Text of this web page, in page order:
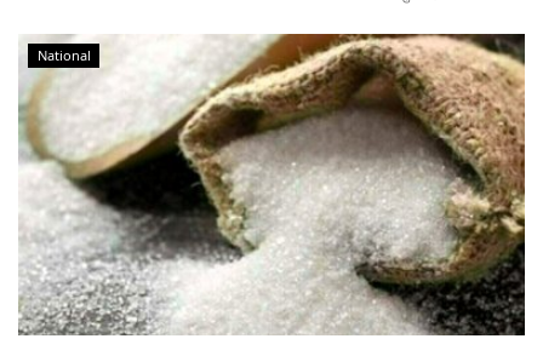
Cooperatives
International
Rural Dialogue
Ground Report
Rural Connect
Gallery
National